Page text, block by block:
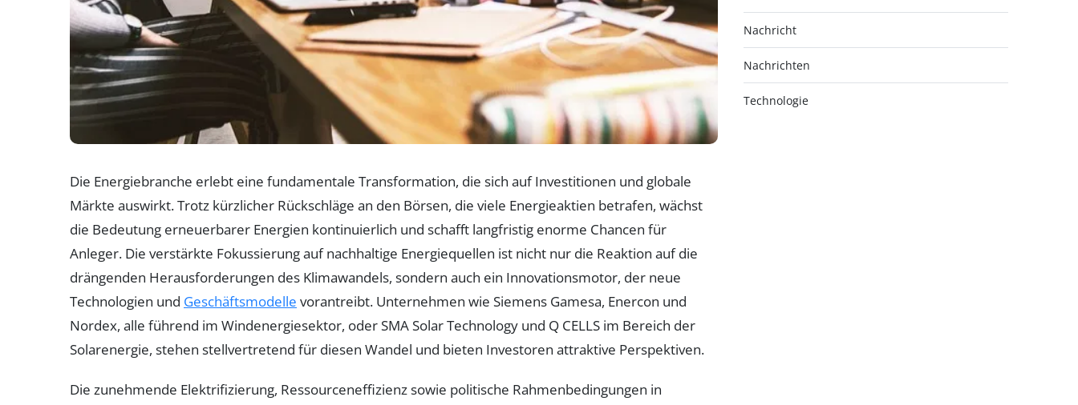
Die Energiebranche erlebt eine fundamentale Transformation, die sich auf Investitionen und globale
Märkte auswirkt. Trotz kürzlicher Rückschläge an den Börsen, die viele Energieaktien betrafen, wächst
die Bedeutung erneuerbarer Energien kontinuierlich und schafft langfristig enorme Chancen für
Anleger. Die verstärkte Fokussierung auf nachhaltige Energiequellen ist nicht nur die Reaktion auf die
drängenden Herausforderungen des Klimawandels, sondern auch ein Innovationsmotor, der neue
Technologien und Geschäftsmodelle vorantreibt. Unternehmen wie Siemens Gamesa, Enercon und
Nordex, alle führend im Windenergiesektor, oder SMA Solar Technology und Q CELLS im Bereich der
Solarenergie, stehen stellvertretend für diesen Wandel und bieten Investoren attraktive Perspektiven.
Die zunehmende Elektrifizierung, Ressourceneffizienz sowie politische Rahmenbedingungen in
Nachricht
Nachrichten
Technologie